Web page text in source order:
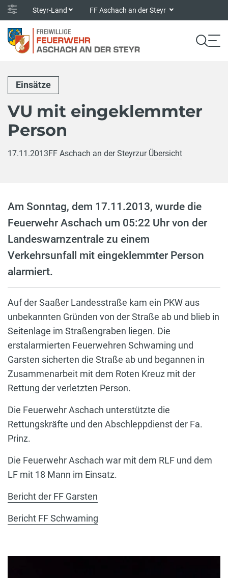
Steyr-Land FF Aschach an der Steyr
Einsätze
VU mit eingeklemmter
Person
17.11.2013FF Aschach an der Steyrzur Übersicht
Am Sonntag, dem 17.11.2013, wurde die
Feuerwehr Aschach um 05:22 Uhr von der
Landeswarnzentrale zu einem
Verkehrsunfall mit eingeklemmter Person
alarmiert.
Auf der Saaßer Landesstraße kam ein PKW aus
unbekannten Gründen von der Straße ab und blieb in
Seitenlage im Straßengraben liegen. Die
erstalarmierten Feuerwehren Schwaming und
Garsten sicherten die Straße ab und begannen in
Zusammenarbeit mit dem Roten Kreuz mit der
Rettung der verletzten Person.
Die Feuerwehr Aschach unterstützte die
Rettungskräfte und den Abschleppdienst der Fa.
Prinz.
Die Feuerwehr Aschach war mit dem RLF und dem
LF mit 18 Mann im Einsatz.
Bericht der FF Garsten
Bericht FF Schwaming